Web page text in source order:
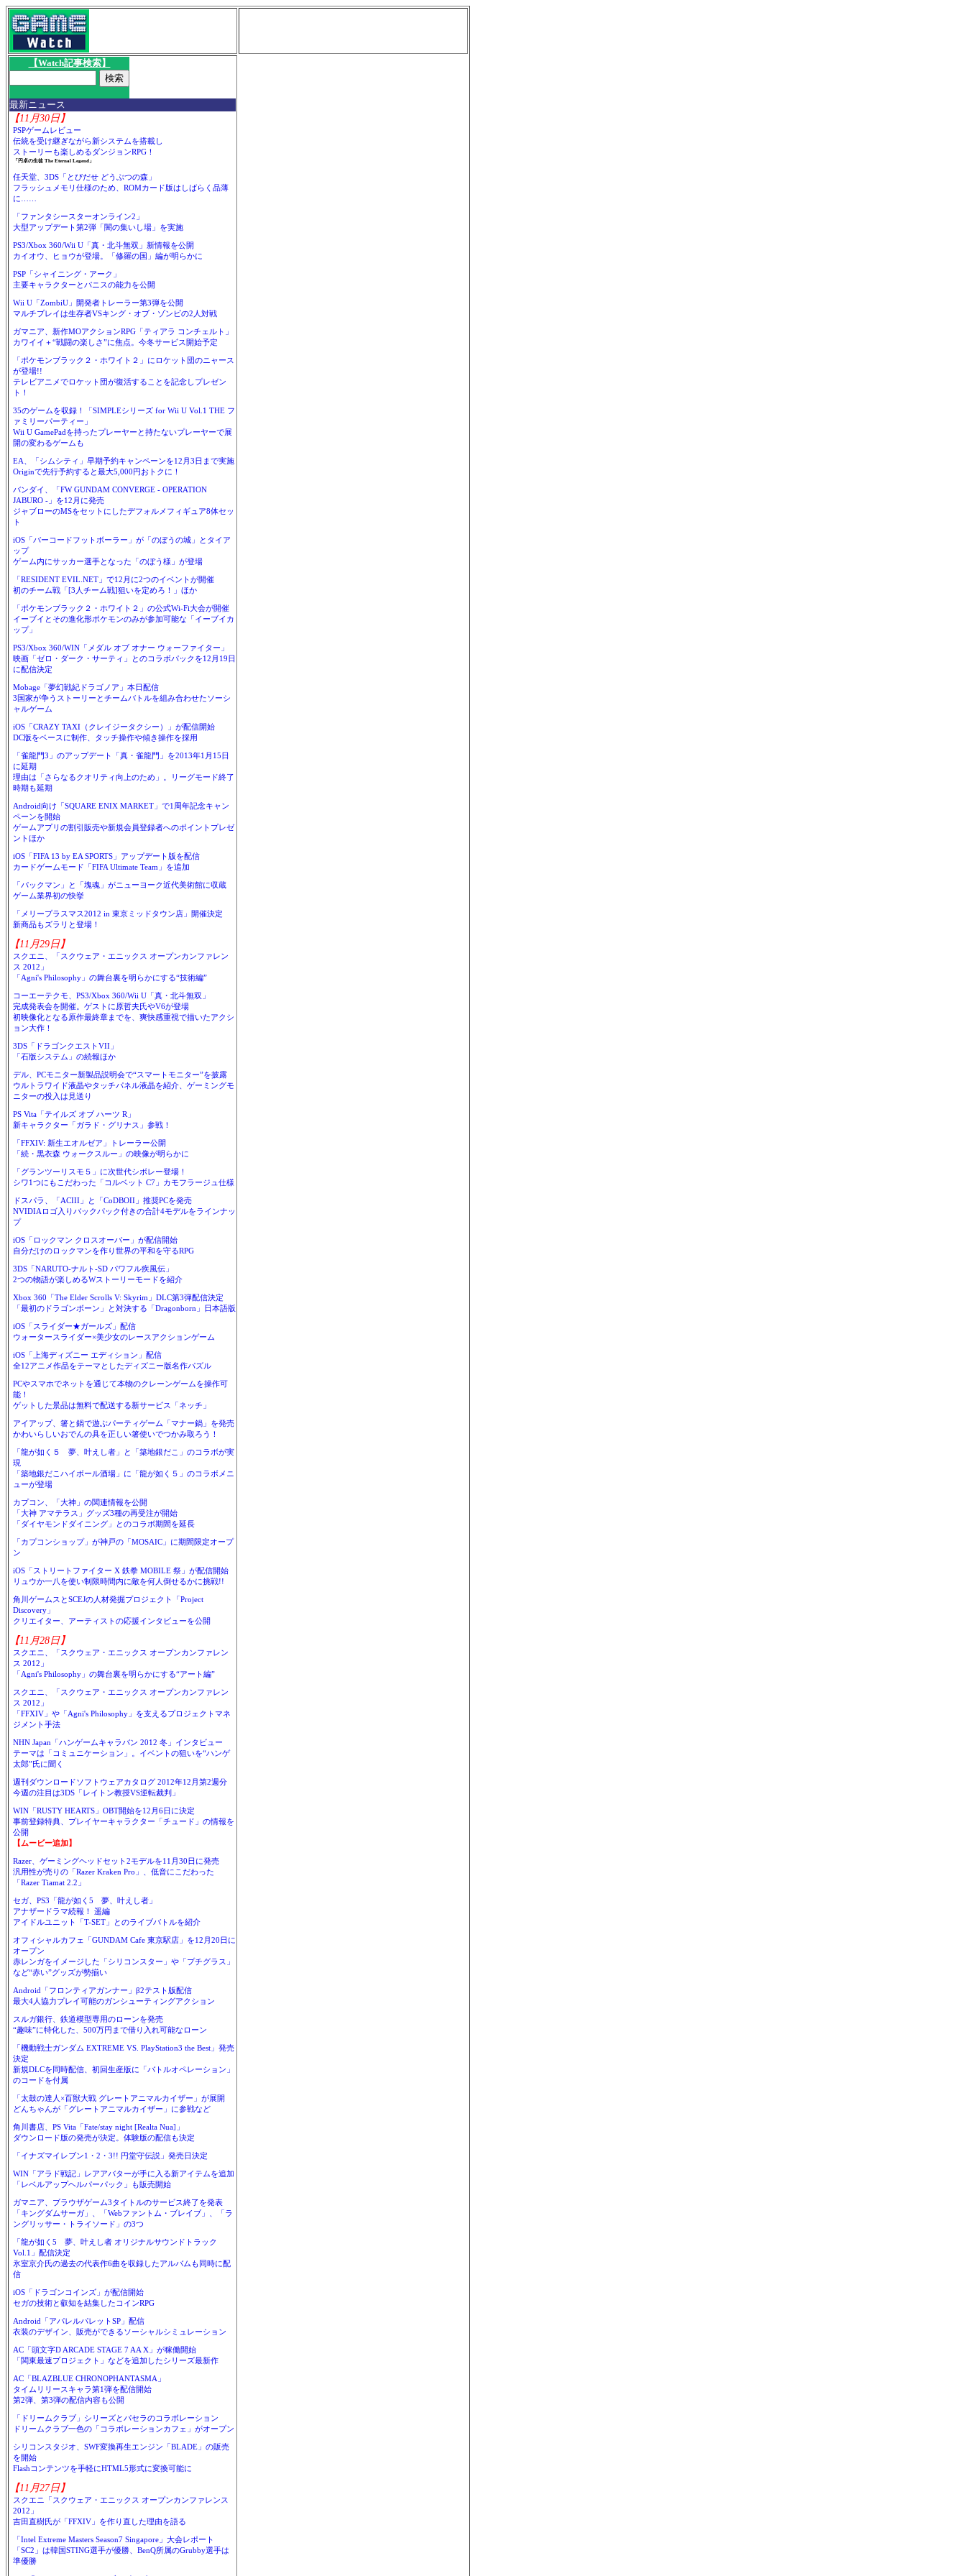
【Watch記事検索】
最新ニュース
【11月30日】
PSPゲームレビュー
伝統を受け継ぎながら新システムを搭載し
ストーリーも楽しめるダンジョンRPG！
「円卓の生徒 The Eternal Legend」
任天堂、3DS「とびだせ どうぶつの森」
フラッシュメモリ仕様のため、ROMカード版はしばらく品薄
に……
「ファンタシースターオンライン2」
大型アップデート第2弾「闇の集いし場」を実施
PS3/Xbox 360/Wii U「真・北斗無双」新情報を公開
カイオウ、ヒョウが登場。「修羅の国」編が明らかに
PSP「シャイニング・アーク」
主要キャラクターとパニスの能力を公開
Wii U「ZombiU」開発者トレーラー第3弾を公開
マルチプレイは生存者VSキング・オブ・ゾンビの2人対戦
ガマニア、新作MOアクションRPG「ティアラ コンチェルト」
カワイイ＋“戦闘の楽しさ”に焦点。今冬サービス開始予定
「ポケモンブラック２・ホワイト２」にロケット団のニャース
が登場!!
テレビアニメでロケット団が復活することを記念しプレゼン
ト！
35のゲームを収録！「SIMPLEシリーズ for Wii U Vol.1 THE フ
ァミリーパーティー」
Wii U GamePadを持ったプレーヤーと持たないプレーヤーで展
開の変わるゲームも
EA、「シムシティ」早期予約キャンペーンを12月3日まで実施
Originで先行予約すると最大5,000円おトクに！
バンダイ、「FW GUNDAM CONVERGE - OPERATION
JABURO -」を12月に発売
ジャブローのMSをセットにしたデフォルメフィギュア8体セッ
ト
iOS「バーコードフットボーラー」が「のぼうの城」とタイア
ップ
ゲーム内にサッカー選手となった「のぼう様」が登場
「RESIDENT EVIL.NET」で12月に2つのイベントが開催
初のチーム戦「[3人チーム戦]狙いを定めろ！」ほか
「ポケモンブラック２・ホワイト２」の公式Wi-Fi大会が開催
イーブイとその進化形ポケモンのみが参加可能な「イーブイカ
ップ」
PS3/Xbox 360/WIN「メダル オブ オナー ウォーファイター」
映画「ゼロ・ダーク・サーティ」とのコラボパックを12月19日
に配信決定
Mobage「夢幻戦紀ドラゴノア」本日配信
3国家が争うストーリーとチームバトルを組み合わせたソーシ
ャルゲーム
iOS「CRAZY TAXI（クレイジータクシー）」が配信開始
DC版をベースに制作、タッチ操作や傾き操作を採用
「雀龍門3」のアップデート「真・雀龍門」を2013年1月15日
に延期
理由は「さらなるクオリティ向上のため」。リーグモード終了
時期も延期
Android向け「SQUARE ENIX MARKET」で1周年記念キャン
ペーンを開始
ゲームアプリの割引販売や新規会員登録者へのポイントプレゼ
ントほか
iOS「FIFA 13 by EA SPORTS」アップデート版を配信
カードゲームモード「FIFA Ultimate Team」を追加
「パックマン」と「塊魂」がニューヨーク近代美術館に収蔵
ゲーム業界初の快挙
「メリープラスマス2012 in 東京ミッドタウン店」開催決定
新商品もズラリと登場！
【11月29日】
スクエニ、「スクウェア・エニックス オープンカンファレン
ス 2012」
「Agni's Philosophy」の舞台裏を明らかにする“技術編”
コーエーテクモ、PS3/Xbox 360/Wii U「真・北斗無双」
完成発表会を開催。ゲストに原哲夫氏やV6が登場
初映像化となる原作最終章までを、爽快感重視で描いたアクシ
ョン大作！
3DS「ドラゴンクエストVII」
「石版システム」の続報ほか
デル、PCモニター新製品説明会で“スマートモニター”を披露
ウルトラワイド液晶やタッチパネル液晶を紹介、ゲーミングモ
ニターの投入は見送り
PS Vita「テイルズ オブ ハーツ R」
新キャラクター「ガラド・グリナス」参戦！
「FFXIV: 新生エオルゼア」トレーラー公開
「続・黒衣森 ウォークスルー」の映像が明らかに
「グランツーリスモ５」に次世代シボレー登場！
シワ1つにもこだわった「コルベット C7」カモフラージュ仕様
ドスパラ、「ACIII」と「CoDBOII」推奨PCを発売
NVIDIAロゴ入りバックパック付きの合計4モデルをラインナッ
プ
iOS「ロックマン クロスオーバー」が配信開始
自分だけのロックマンを作り世界の平和を守るRPG
3DS「NARUTO-ナルト-SD パワフル疾風伝」
2つの物語が楽しめるWストーリーモードを紹介
Xbox 360「The Elder Scrolls V: Skyrim」DLC第3弾配信決定
「最初のドラゴンボーン」と対決する「Dragonborn」日本語版
iOS「スライダー★ガールズ」配信
ウォータースライダー×美少女のレースアクションゲーム
iOS「上海ディズニー エディション」配信
全12アニメ作品をテーマとしたディズニー版名作パズル
PCやスマホでネットを通じて本物のクレーンゲームを操作可
能！
ゲットした景品は無料で配送する新サービス「ネッチ」
アイアップ、箸と鍋で遊ぶパーティゲーム「マナー鍋」を発売
かわいらしいおでんの具を正しい箸使いでつかみ取ろう！
「龍が如く５ 夢、叶えし者」と「築地銀だこ」のコラボが実
現
「築地銀だこハイボール酒場」に「龍が如く５」のコラボメニ
ューが登場
カプコン、「大神」の関連情報を公開
「大神 アマテラス」グッズ3種の再受注が開始
「ダイヤモンドダイニング」とのコラボ期間を延長
「カプコンショップ」が神戸の「MOSAIC」に期間限定オープ
ン
iOS「ストリートファイター X 鉄拳 MOBILE 祭」が配信開始
リュウか一八を使い制限時間内に敵を何人倒せるかに挑戦!!
角川ゲームスとSCEJの人材発掘プロジェクト「Project
Discovery」
クリエイター、アーティストの応援インタビューを公開
【11月28日】
スクエニ、「スクウェア・エニックス オープンカンファレン
ス 2012」
「Agni's Philosophy」の舞台裏を明らかにする“アート編”
スクエニ、「スクウェア・エニックス オープンカンファレン
ス 2012」
「FFXIV」や「Agni's Philosophy」を支えるプロジェクトマネ
ジメント手法
NHN Japan「ハンゲームキャラバン 2012 冬」インタビュー
テーマは「コミュニケーション」。イベントの狙いを“ハンゲ
太郎”氏に聞く
週刊ダウンロードソフトウェアカタログ 2012年12月第2週分
今週の注目は3DS「レイトン教授VS逆転裁判」
WIN「RUSTY HEARTS」OBT開始を12月6日に決定
事前登録特典、プレイヤーキャラクター「チュード」の情報を
公開
【ムービー追加】
Razer、ゲーミングヘッドセット2モデルを11月30日に発売
汎用性が売りの「Razer Kraken Pro」、低音にこだわった
「Razer Tiamat 2.2」
セガ、PS3「龍が如く5 夢、叶えし者」
アナザードラマ続報！ 遥編
アイドルユニット「T-SET」とのライブバトルを紹介
オフィシャルカフェ「GUNDAM Cafe 東京駅店」を12月20日に
オープン
赤レンガをイメージした「シリコンスター」や「プチグラス」
など“赤い”グッズが勢揃い
Android「フロンティアガンナー」β2テスト版配信
最大4人協力プレイ可能のガンシューティングアクション
スルガ銀行、鉄道模型専用のローンを発売
“趣味”に特化した、500万円まで借り入れ可能なローン
「機動戦士ガンダム EXTREME VS. PlayStation3 the Best」発売
決定
新規DLCを同時配信、初回生産版に「バトルオペレーション」
のコードを付属
「太鼓の達人×百獣大戦 グレートアニマルカイザー」が展開
どんちゃんが「グレートアニマルカイザー」に参戦など
角川書店、PS Vita「Fate/stay night [Realta Nua]」
ダウンロード版の発売が決定。体験版の配信も決定
「イナズマイレブン1・2・3!! 円堂守伝説」発売日決定
WIN「アラド戦記」レアアバターが手に入る新アイテムを追加
「レベルアップヘルパーパック」も販売開始
ガマニア、ブラウザゲーム3タイトルのサービス終了を発表
「キングダムサーガ」、「Webファントム・ブレイブ」、「ラ
ングリッサー・トライソード」の3つ
「龍が如く5 夢、叶えし者 オリジナルサウンドトラック
Vol.1」配信決定
氷室京介氏の過去の代表作6曲を収録したアルバムも同時に配
信
iOS「ドラゴンコインズ」が配信開始
セガの技術と叡知を結集したコインRPG
Android「アパレルパレットSP」配信
衣装のデザイン、販売ができるソーシャルシミュレーション
AC「頭文字D ARCADE STAGE 7 AA X」が稼働開始
「関東最速プロジェクト」などを追加したシリーズ最新作
AC「BLAZBLUE CHRONOPHANTASMA」
タイムリリースキャラ第1弾を配信開始
第2弾、第3弾の配信内容も公開
「ドリームクラブ」シリーズとパセラのコラボレーション
ドリームクラブ一色の「コラボレーションカフェ」がオープン
シリコンスタジオ、SWF変換再生エンジン「BLADE」の販売
を開始
Flashコンテンツを手軽にHTML5形式に変換可能に
【11月27日】
スクエニ「スクウェア・エニックス オープンカンファレンス
2012」
吉田直樹氏が「FFXIV」を作り直した理由を語る
「Intel Extreme Masters Season7 Singapore」大会レポート
「SC2」は韓国STING選手が優勝、BenQ所属のGrubby選手は
準優勝